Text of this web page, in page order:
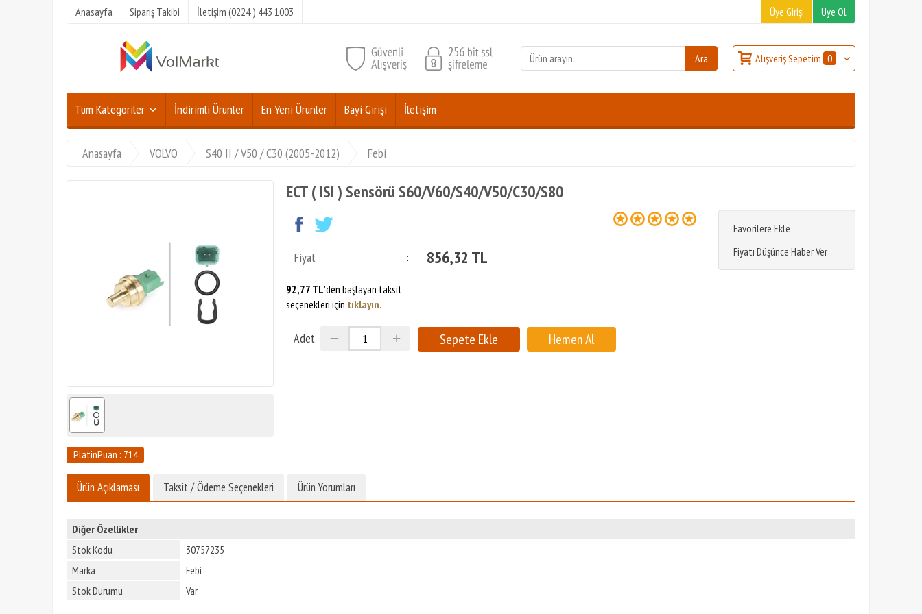
Anasayfa Sipariş Takibi İletişim (0224 ) 443 1003 Üye Girişi Üye Ol
Alışveriş Sepetim 0
Tüm Kategoriler İndirimli Ürünler En Yeni Ürünler Bayi Girişi İletişim
Anasayfa VOLVO S40 II / V50 / C30 (2005-2012) Febi
PlatinPuan : 714
ECT ( ISI ) Sensörü S60/V60/S40/V50/C30/S80
Favorilere Ekle
Fiyatı Düşünce Haber Ver
Fiyat : 856,32 TL
92,77 TL'den başlayan taksit
seçenekleri için tıklayın.
Adet
Ürün Açıklaması Taksit / Ödeme Seçenekleri Ürün Yorumları
Diğer Özellikler
Stok Kodu
30757235
Marka
Febi
Stok Durumu
Var